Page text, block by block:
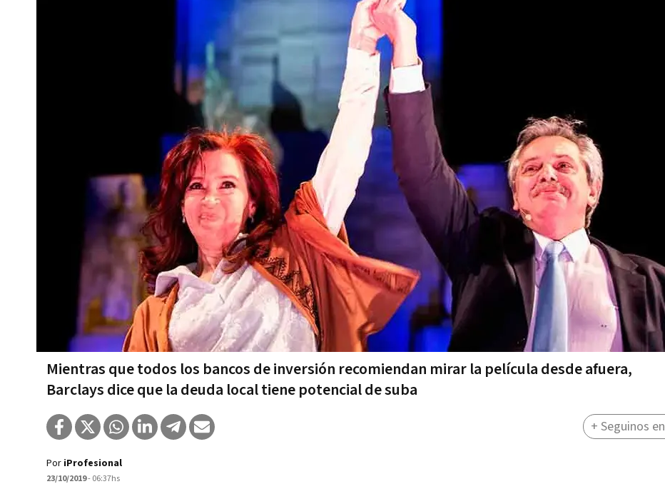
Mientras que todos los bancos de inversión recomiendan mirar la película desde afuera,
Barclays dice que la deuda local tiene potencial de suba
Por iProfesional
23/10/2019- 06:37hs
+ Seguinos en